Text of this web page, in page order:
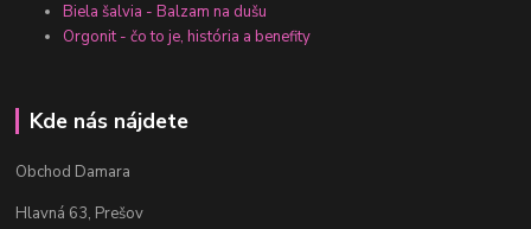
Biela šalvia - Balzam na dušu
Orgonit - čo to je, história a benefity
Kde nás nájdete
Obchod Damara
Hlavná 63, Prešov